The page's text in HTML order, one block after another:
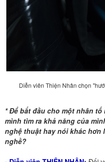
Diễn viên Thiện Nhân chọn
* Để bắt đầu cho một nhân
mình tìm ra khả năng của
nghệ thuật hay nói khác hơn
nghề?